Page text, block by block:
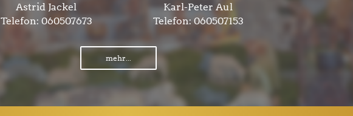
Astrid Jackel
Telefon: 060507673
Karl-Peter Aul
Telefon:060507153
mehr...